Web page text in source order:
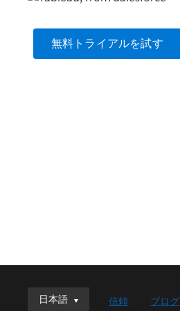
無料トライアルを試す
日本語
日本語
信頼 ブログ